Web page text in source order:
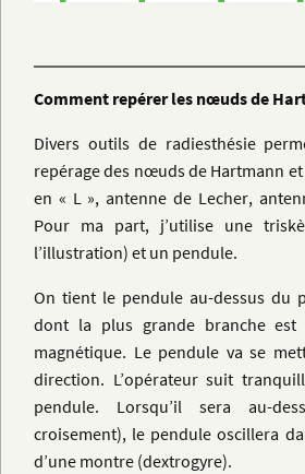
Comment repérer les nœuds de
Divers outils de radiesthésie
repérage des nœuds de Hartmann
en « L », antenne de Lecher,
Pour ma part, j’utilise une
l’illustration) et un pendule.
On tient le pendule au-dessus du
dont la plus grande branche
magnétique. Le pendule va se
direction. L’opérateur suit
pendule. Lorsqu’il sera au-
croisement), le pendule oscillera
d’une montre (dextrogyre).